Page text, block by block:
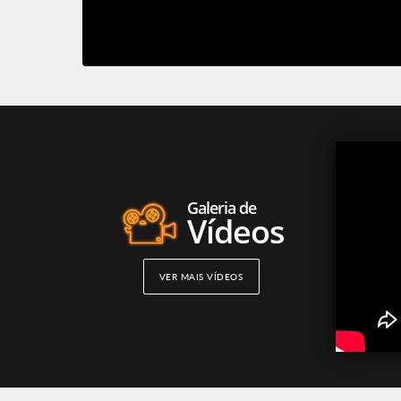
702,97 KB
Galeria de
Vídeos
VER MAIS VÍDEOS